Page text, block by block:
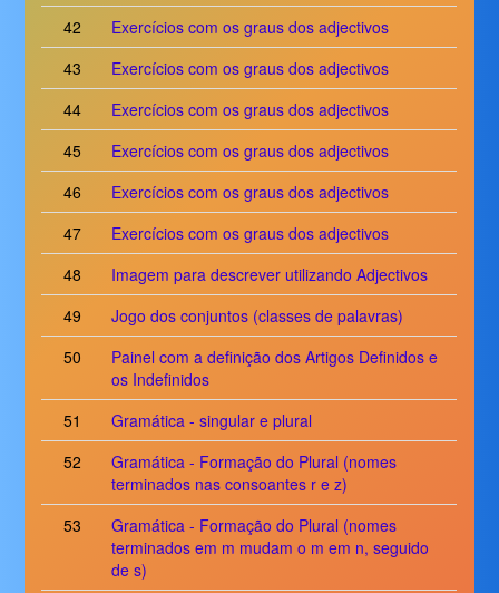
42
Exercícios com os graus dos adjectivos
43
Exercícios com os graus dos adjectivos
44
Exercícios com os graus dos adjectivos
45
Exercícios com os graus dos adjectivos
46
Exercícios com os graus dos adjectivos
47
Exercícios com os graus dos adjectivos
48
Imagem para descrever utilizando Adjectivos
49
Jogo dos conjuntos (classes de palavras)
50
Painel com a definição dos Artigos Definidos e
os Indefinidos
51
Gramática - singular e plural
52
Gramática - Formação do Plural (nomes
terminados nas consoantes r e z)
53
Gramática - Formação do Plural (nomes
terminados em m mudam o m em n, seguido
de s)